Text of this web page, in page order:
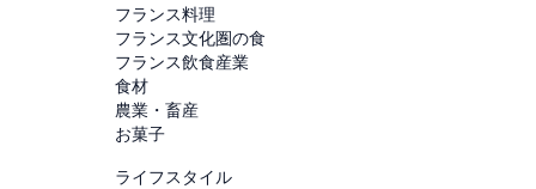
フランス料理
フランス文化圏の食
フランス飲食産業
食材
農業・畜産
お菓子
ライフスタイル